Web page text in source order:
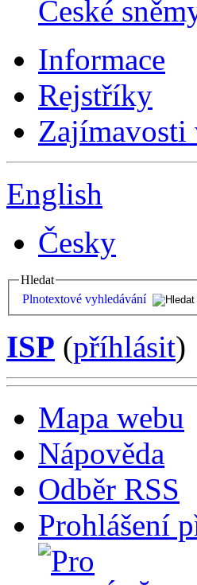
České
Informace
Rejstříky
Zajímavosti
English
Česky
Hledat
Plnotextové vyhledávání
ISP (příhlásit)
Mapa webu
Nápověda
Odběr RSS
Prohlášení